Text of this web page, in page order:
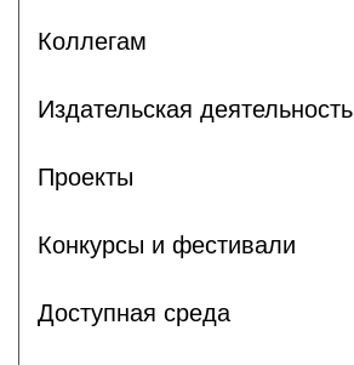
Коллегам
Издательская деятельность
Проекты
Конкурсы и фестивали
Доступная среда